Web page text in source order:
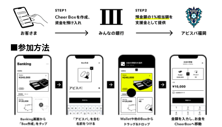
■参加方法